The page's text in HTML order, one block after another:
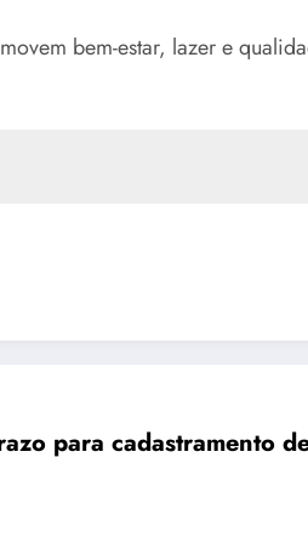
bem-estar, lazer e
para cadastramento